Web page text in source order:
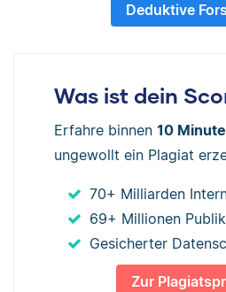
Deduktive
Was ist dein
Erfahre binnen 10
ungewollt ein Plagiat
70+ Milliarden
69+ Millionen
Gesicherter
Zur